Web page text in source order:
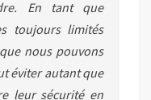
En tant que
toujours limités
nous pouvons
éviter autant que
leur sécurité en